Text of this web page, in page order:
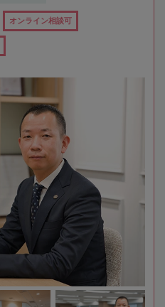
オンライン相談可